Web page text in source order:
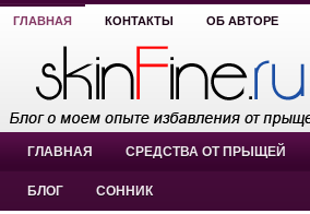
ГЛАВНАЯ КОНТАКТЫ ОБ АВТОРЕ
ГЛАВНАЯ СРЕДСТВА ОТ ПРЫЩЕЙ
БЛОГ СОННИК